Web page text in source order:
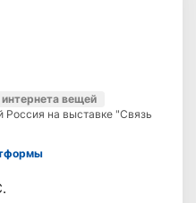
вещей
Россия на выставке "Связь